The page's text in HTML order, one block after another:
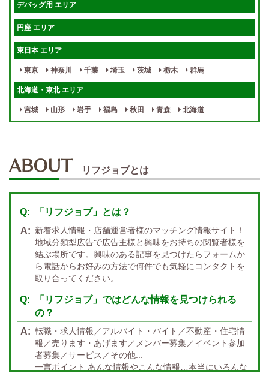
指名料100％バック！ 寮完備
女性スタッフがいる！ 終電後店泊OK
かけもちOK 給与保証あり
週1日～OK
指名バック率高め 週1・月1～OK
託児所紹介あり 初心者歓迎
資格者優遇
宿泊・送迎あり 50代以上歓迎
経験者優遇
経験者歓迎 未経験者あり
未経験者金着 60代歓迎
デバッグ用 エリア
円座 エリア
東日本 エリア
東京 神奈川 千葉 埼玉 茨城 栃木 群馬
北海道・東北 エリア
宮城 山形 岩手 福島 秋田 青森 北海道
静岡
関西 エリア
九州・沖縄 エリア
大分 福岡 佐賀 長崎 宮崎 熊本 鹿児島 沖縄
中四国 エリア
岡山 鳥取 広島 島根
リフジョブとは
「リフジョブ」とは？
新着求人情報・店舗運営者様のマッチング情報サイト！
地域分類型広告で広告主様と興味をお持ちの閲覧者様を
結ぶ場所です。興味のある記事を見つけたらフォームか
ら電話からお好みの方法で何件でも気軽にコンタクトを
取り合ってください。
「リフジョブ」ではどんな情報を見つけられる
の？
転職・求人情報／アルバイト・バイト／不動産・住宅情
報／売ります・あげます／メンバー募集／イベント参加
者募集／サービス／その他...
一言ポイント あんな情報やこんな情報…本当にいろんな